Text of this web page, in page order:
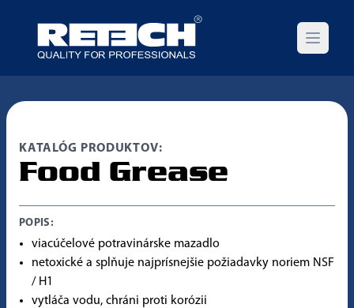
Open
KATALÓG PRODUKTOV:
Food Grease
POPIS:
viacúčelové potravinárske mazadlo
netoxické a splňuje najprísnejšie požiadavky noriem NSF
/ H1
vytláča vodu, chráni proti korózii